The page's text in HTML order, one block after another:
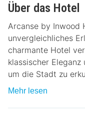
Über das Hotel
Arcanse by Inwood
unvergleichliches
charmante Hotel
klassischer
um die Stadt zu
Mehr lesen